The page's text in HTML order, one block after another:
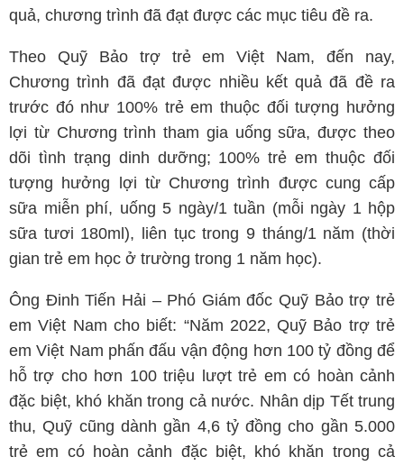
quả, chương trình đã đạt được các mục tiêu đề ra.
Theo Quỹ Bảo trợ trẻ em Việt Nam, đến nay,
Chương trình đã đạt được nhiều kết quả đã đề ra
trước đó như 100% trẻ em thuộc đối tượng hưởng
lợi từ Chương trình tham gia uống sữa, được theo
dõi tình trạng dinh dưỡng; 100% trẻ em thuộc đối
tượng hưởng lợi từ Chương trình được cung cấp
sữa miễn phí, uống 5 ngày/1 tuần (mỗi ngày 1 hộp
sữa tươi 180ml), liên tục trong 9 tháng/1 năm (thời
gian trẻ em học ở trường trong 1 năm học).
Ông Đinh Tiến Hải – Phó Giám đốc Quỹ Bảo trợ trẻ
em Việt Nam cho biết: “Năm 2022, Quỹ Bảo trợ trẻ
em Việt Nam phấn đấu vận động hơn 100 tỷ đồng để
hỗ trợ cho hơn 100 triệu lượt trẻ em có hoàn cảnh
đặc biệt, khó khăn trong cả nước. Nhân dịp Tết trung
thu, Quỹ cũng dành gần 4,6 tỷ đồng cho gần 5.000
trẻ em có hoàn cảnh đặc biệt, khó khăn trong cả